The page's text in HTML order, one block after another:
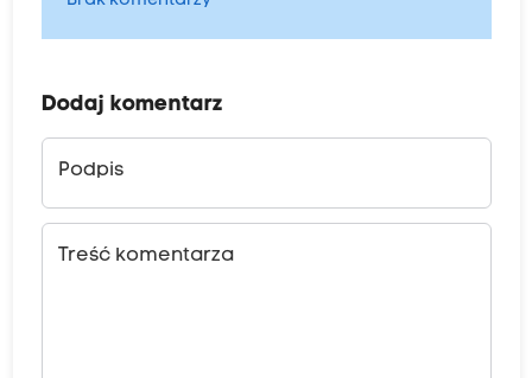
Dodaj komentarz
Podpis
Treść komentarza